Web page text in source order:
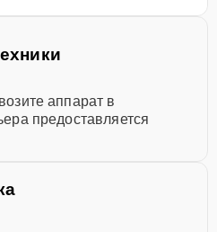
аппарат в
предоставляется